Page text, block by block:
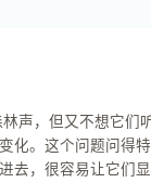
化。这个问题问得特
去，很容易让它们显